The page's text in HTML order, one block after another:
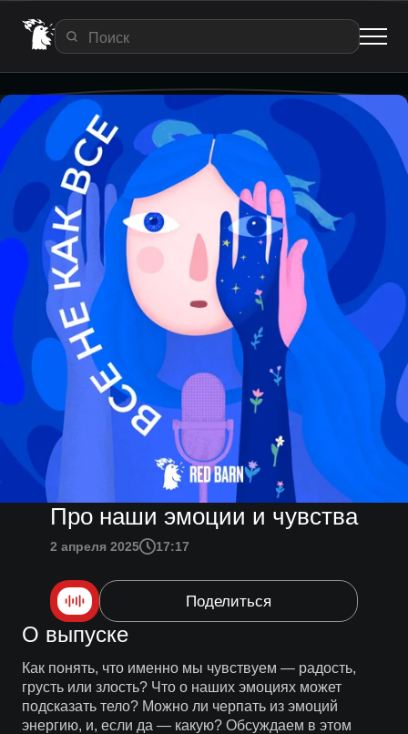
Про наши эмоции и чувства
2 апреля 2025 17:17
Поделиться
О выпуске
Как понять, что именно мы чувствуем — радость,
грусть или злость? Что о наших эмоциях может
подсказать тело? Можно ли черпать из эмоций
энергию, и, если да — какую? Обсуждаем в этом